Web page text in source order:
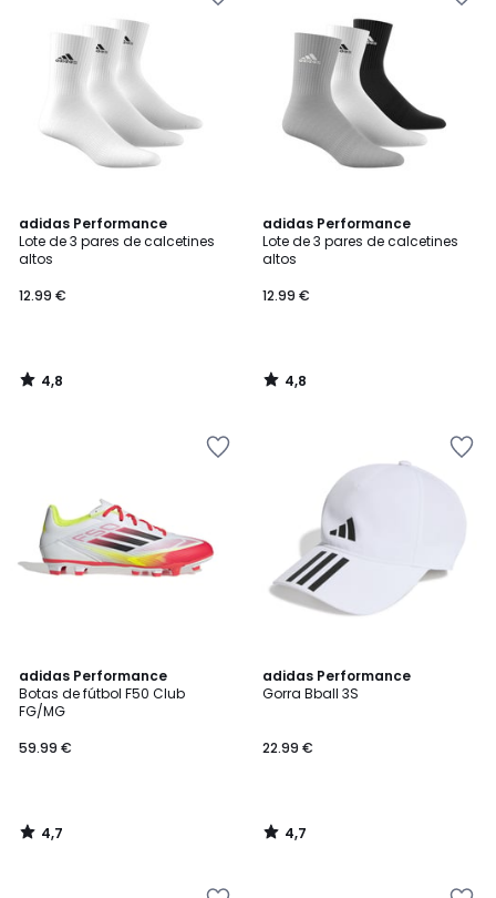
adidas Performance
Lote de 3 pares de calcetines
altos
12.99 €
4,8
/ 5
4,8
/
adidas Performance
Lote de 3 pares de calcetines
altos
12.99 €
4,8
/ 5
4,8
/
adidas Performance
Botas de fútbol F50 Club
FG/MG
59.99 €
4,7
/ 5
4,7
/
adidas Performance
Gorra Bball 3S
22.99 €
4,7
/ 5
4,7
/